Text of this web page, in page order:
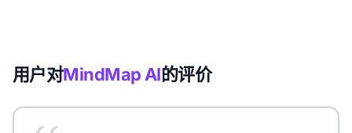
用户对MindMap AI的评价